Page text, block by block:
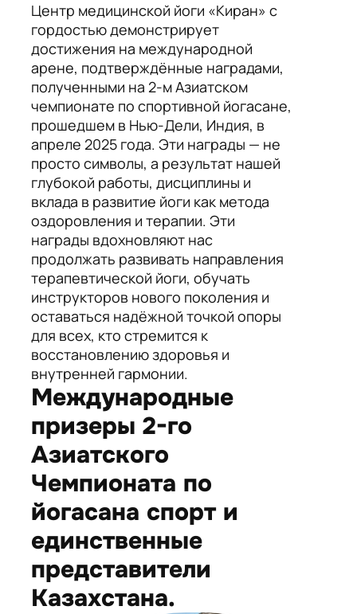
Центр медицинской йоги «Киран» с
гордостью демонстрирует
достижения на международной
арене, подтверждённые наградами,
полученными на 2-м Азиатском
чемпионате по спортивной йогасане,
прошедшем в Нью-Дели, Индия, в
апреле 2025 года. Эти награды — не
просто символы, а результат нашей
глубокой работы, дисциплины и
вклада в развитие йоги как метода
оздоровления и терапии. Эти
награды вдохновляют нас
продолжать развивать направления
терапевтической йоги, обучать
инструкторов нового поколения и
оставаться надёжной точкой опоры
для всех, кто стремится к
восстановлению здоровья и
внутренней гармонии.
Международные
призеры 2-го
Азиатского
Чемпионата по
йогасана спорт и
единственные
представители
Казахстана.